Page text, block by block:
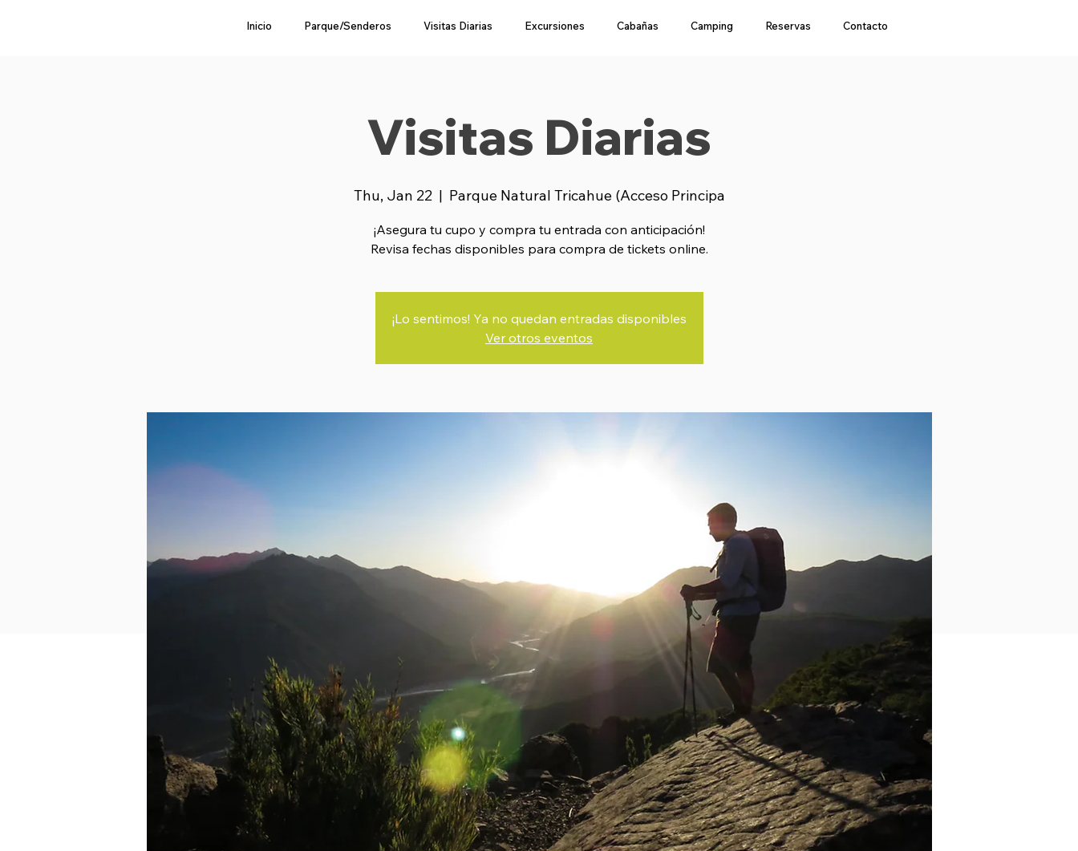
Inicio Parque/Senderos Visitas Diarias Excursiones Cabañas Camping Reservas Contacto
Visitas Diarias
Thu, Jan 22
  |
Parque Natural Tricahue (Acceso Principa
¡Asegura tu cupo y compra tu entrada con anticipación!
Revisa fechas disponibles para compra de tickets online.
¡Lo sentimos! Ya no quedan entradas disponibles
Ver otros eventos